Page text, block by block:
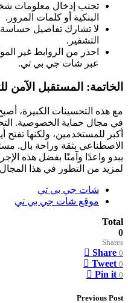
تجنب إدخال معلومات
البنكية أو كلمات المرور.
لا تشارك تفاصيل حساسة
التشفير.
احذر من الروابط غير
عبر شات جي بي تي.
الخاتمة: المستقبل الآمن
مع هذه التحسينات الكبيرة،
في مجال حماية الخصوصية.
أكبر للمستخدمين، ولكنها تفتح
الاصطناعي بثقة وراحة بال.
يبدو واعدًا وآمنًا بفضل هذه
لمزيد من التطور في هذا
شات جي بي تي
موقع شات جي بي تي
Total
0
Shares
Share 0
Tweet 0
Pin it 0
Previous Post